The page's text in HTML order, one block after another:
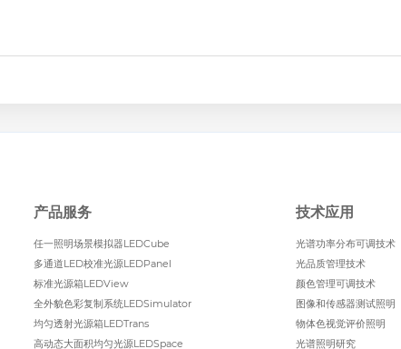
产品服务
任一照明场景模拟器LEDCube
多通道LED校准光源LEDPanel
标准光源箱LEDView
全外貌色彩复制系统LEDSimulator
均匀透射光源箱LEDTrans
高动态大面积均匀光源LEDSpace
技术应用
光谱功率分布可调技术
光品质管理技术
颜色管理可调技术
图像和传感器测试照明
物体色视觉评价照明
光谱照明研究